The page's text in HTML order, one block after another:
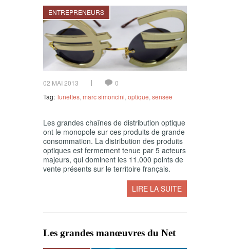
ENTREPRENEURS
02 MAI 2013
0
Tag: lunettes marc simoncini optique sensee
Les grandes chaînes de distribution optique
ont le monopole sur ces produits de grande
consommation. La distribution des produits
optiques est fermement tenue par 5 acteurs
majeurs, qui dominent les 11.000 points de
vente présents sur le territoire français.
LIRE LA SUITE
Les grandes manœuvres du Net